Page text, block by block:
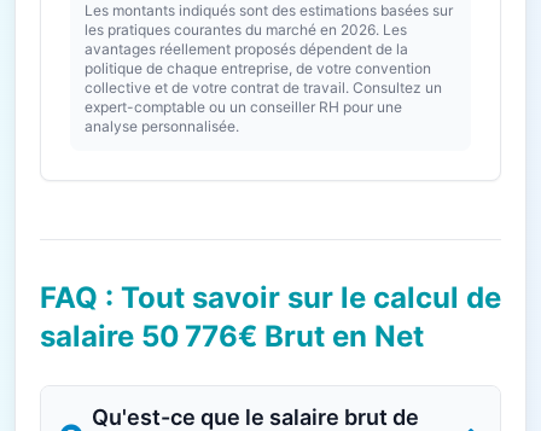
Les montants indiqués sont des estimations basées sur
les pratiques courantes du marché en 2026. Les
avantages réellement proposés dépendent de la
politique de chaque entreprise, de votre convention
collective et de votre contrat de travail. Consultez un
expert-comptable ou un conseiller RH pour une
analyse personnalisée.
FAQ : Tout savoir sur le calcul de
salaire 50 776€ Brut en Net
Qu'est-ce que le salaire brut de